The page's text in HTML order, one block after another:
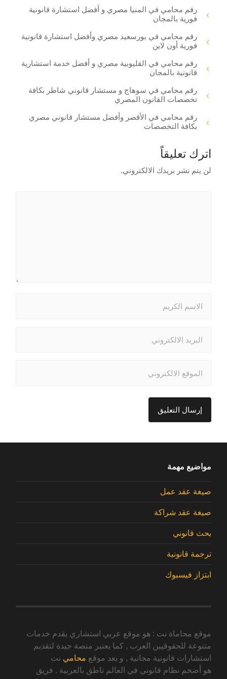
رقم محامي في المنيا مصري و أفضل استشارة قانونية
فورية بالمجان
رقم محامي في بورسعيد مصري وأفضل استشارة قانونية
فورية أون لاين
رقم محامي في القليوبية مصري و أفضل خدمة استشارية
قانونية بالمجان
رقم محامي في سوهاج و مستشار قانوني شاطر بكافة
تخصصات القانون المصري
رقم محامي في الأقصر وأفضل مستشار قانوني مصري
بكافة التخصصات
اترك تعليقاً
لن يتم نشر بريدك الالكتروني.
مواضيع مهمة
صيغة عقد عمل
صيغة عقد شراكة
بحث قانوني
ترجمة قانونية
ابتزاز فيسبوك
موقع محاماة نت : هو موقع عربي استشاري يقدم خدمات
متنوعة للحقوقيين العرب , كما يعتبر منصة جيدة لتقديم
استشارات قانونية مجانية , و يعد موقع محامي نت
هو أضخم نظام قانوني في العالم ناطق بالعربية . فريق